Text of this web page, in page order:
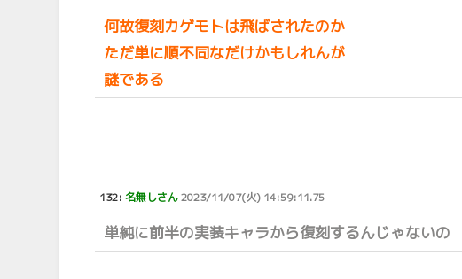
何故復刻カゲモトは飛ばされたのか
ただ単に順不同なだけかもしれんが
謎である
132:名無しさん2023/11/07(火) 14:59:11.75
単純に前半の実装キャラから復刻するんじゃないの